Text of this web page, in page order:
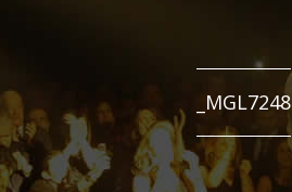
_MGL7248